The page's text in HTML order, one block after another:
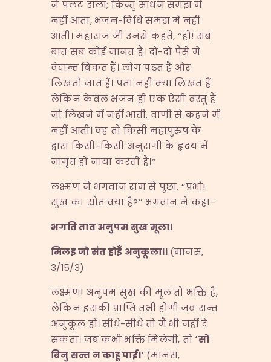
ने पलट डाला; किन्तु साधन समझ में
नहीं आता, भजन-विधि समझ में नहीं
आती। महाराज जी उनसे कहते, ‘‘हो! सब
बात सब कोई जानत है। दो-दो पैसे में
वेदान्त बिकत हैं। लोग पढ़त हैं और
लिखतौ जात हैं। पता नहीं क्या लिखत हैं
लेकिन केवल भजन ही एक ऐसी वस्तु है
जो लिखने में नहीं आती, वाणी से कहने में
नहीं आती। वह तो किसी महापुरुष के
द्वारा किसी-किसी अनुरागी के हृदय में
जागृत हो जाया करती है।’’
लक्ष्मण ने भगवान राम से पूछा, ‘‘प्रभो!
सुख का स्रोत क्या है?’’ भगवान ने कहा–
भगतितातअनुपमसुखमूला।
मिलइजोसंतहोइँ अनुकूला।। (मानस,
३/१५/३)
लक्ष्मण! अनुपम सुख की मूल तो भक्ति है,
लेकिन इसकी प्राप्ति तभी होगी जब सन्त
अनुकूल हों। सीधे-सीधे तो मैं भी नहीं दे
सकता। जब कभी भक्ति मिलेगी, तो‘सो
बिनुसन्तनकाहूपाई।’ (मानस,